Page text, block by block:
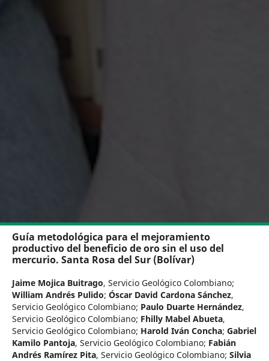
Guía metodológica para el mejoramiento
productivo del beneficio de oro sin el uso del
mercurio. Santa Rosa del Sur (Bolívar)
Jaime Mojica Buitrago, Servicio Geológico Colombiano;
William Andrés Pulido; Óscar David Cardona Sánchez,
Servicio Geológico Colombiano; Paulo Duarte Hernández,
Servicio Geológico Colombiano; Fhilly Mabel Abueta,
Servicio Geológico Colombiano; Harold Iván Concha; Gabriel
Kamilo Pantoja, Servicio Geológico Colombiano; Fabián
Andrés Ramírez Pita, Servicio Geológico Colombiano; Silvia